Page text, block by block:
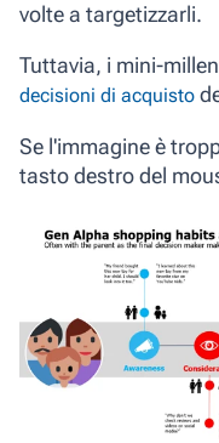
volte a targetizzarli.
Tuttavia, i mini-
decisioni di acquisto
Se l'immagine è
tasto destro del